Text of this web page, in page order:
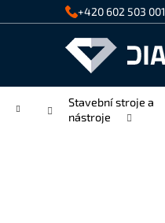
na
+420 602 503 001
Domů
Stavební stroje a
nástroje
o
k
Zpět
obchodu
Zpět
obchodu